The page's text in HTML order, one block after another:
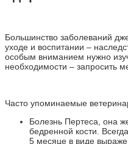
Большинство заболеваний
уходе и воспитании –
особым вниманием нужно
необходимости – запросить
Часто упоминаемые
Болезнь Пертеса, она
бедренной кости.
5 месяце в виде